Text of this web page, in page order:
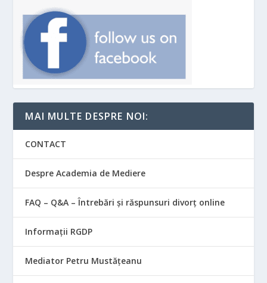
MAI MULTE DESPRE NOI:
CONTACT
Despre Academia de Mediere
FAQ – Q&A – Întrebări și răspunsuri divorț online
Informații RGDP
Mediator Petru Mustățeanu